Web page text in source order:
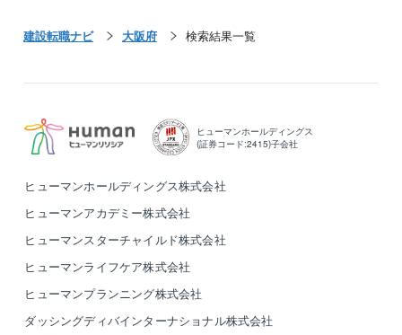
施工管理の「非効率」を、システムと体制で一掃しま
「当たり前」を根本から解消しています。
建設転職ナビ 大阪府 検索結果一覧
ヒューマンホールディングス
(証券コード:2415)子会社
ヒューマンホールディングス株式会社
ヒューマンアカデミー株式会社
ヒューマンスターチャイルド株式会社
ヒューマンライフケア株式会社
ヒューマンプランニング株式会社
ダッシングディバインターナショナル株式会社